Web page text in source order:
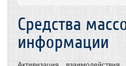
Средства
информации
Активизация взаимодействия